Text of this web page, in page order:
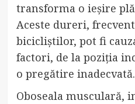
transforma o ieșire
Aceste dureri,
bicicliștilor, pot fi
factori, de la poziția
o pregătire inadecvată.
Oboseala musculară,